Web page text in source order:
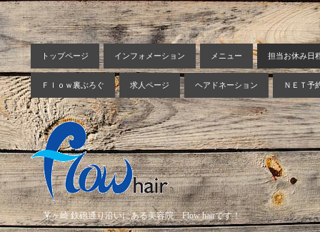
トップページ インフォメーション メニュー 担当お休み日
Ｆｌｏｗ裏ぶろぐ 求人ページ ヘアドネーション ＮＥＴ予
茅ヶ崎 鉄砲通り沿いにある美容院 Flow hairです！